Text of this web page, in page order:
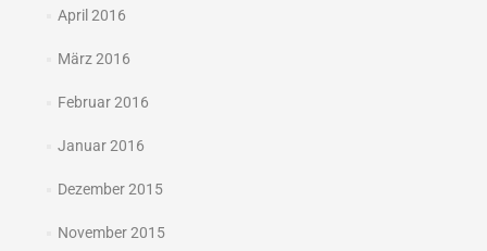
April 2016
März 2016
Februar 2016
Januar 2016
Dezember 2015
November 2015